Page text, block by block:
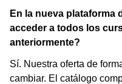
En la nueva plataforma
acceder a todos los
anteriormente?
Sí. Nuestra oferta de
cambiar. El catálogo